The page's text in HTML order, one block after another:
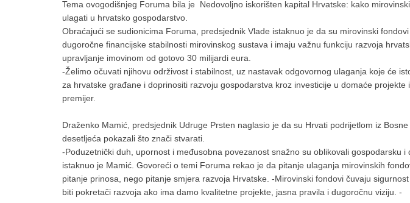
Tema ovogodišnjeg Foruma bila je Nedovoljno iskorišten kapital Hrvatske: kako
ulagati u hrvatsko gospodarstvo.
Obraćajući se sudionicima Foruma, predsjednik Vlade istaknuo je da su mirovinski
dugoročne financijske stabilnosti mirovinskog sustava i imaju važnu funkciju razvoja
upravljanje imovinom od gotovo 30 milijardi eura.
-Želimo očuvati njihovu održivost i stabilnost, uz nastavak odgovornog ulaganja koje će
za hrvatske građane i doprinositi razvoju gospodarstva kroz investicije u domaće projekte
premijer.
Draženko Mamić, predsjednik Udruge Prsten naglasio je da su Hrvati podrijetlom iz
desetljeća pokazali što znači stvarati.
-Poduzetnički duh, upornost i međusobna povezanost snažno su oblikovali gospodarsku i
istaknuo je Mamić. Govoreći o temi Foruma rekao je da pitanje ulaganja mirovinskih
pitanje prinosa, nego pitanje smjera razvoja Hrvatske. -Mirovinski fondovi čuvaju
biti pokretači razvoja ako ima damo kvalitetne projekte, jasna pravila i dugoročnu viziju. -